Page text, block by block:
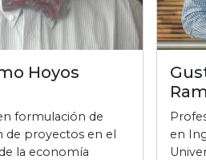
Hoyos
formulación de
de proyectos en el
la economía
en